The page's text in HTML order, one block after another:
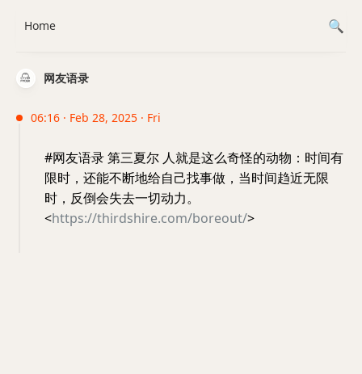
网友语录
06:16 · Feb 28, 2025 · Fri
#网友语录 第三夏尔 人就是这么奇怪的动物：时间有
限时，还能不断地给自己找事做，当时间趋近无限
时，反倒会失去一切动力。
<https://thirdshire.com/boreout/>
Home